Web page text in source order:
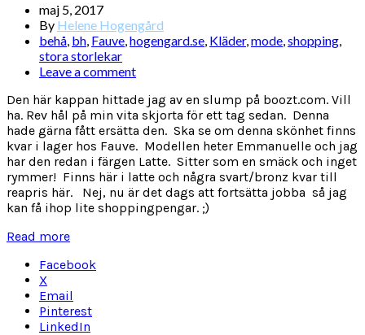
maj 5, 2017
By Helene Hogengård
behå bh Fauve hogengard.se Kläder, mode shopping
stora storlekar
Leave a comment
Den här kappan hittade jag av en slump på boozt.com. Vill
ha. Rev hål på min vita skjorta för ett tag sedan. Denna
hade gärna fått ersätta den. Ska se om denna skönhet finns
kvar i lager hos Fauve. Modellen heter Emmanuelle och jag
har den redan i färgen Latte. Sitter som en smäck och inget
rymmer! Finns här i latte och några svart/bronz kvar till
reapris här. Nej, nu är det dags att fortsätta jobba så jag
kan få ihop lite shoppingpengar. ;)
Read more
Facebook
X
Email
Pinterest
LinkedIn